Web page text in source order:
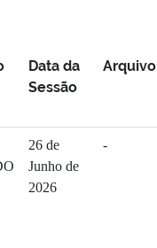
Data da
Sessão
Arquivo
26 de
Junho de
2026
-